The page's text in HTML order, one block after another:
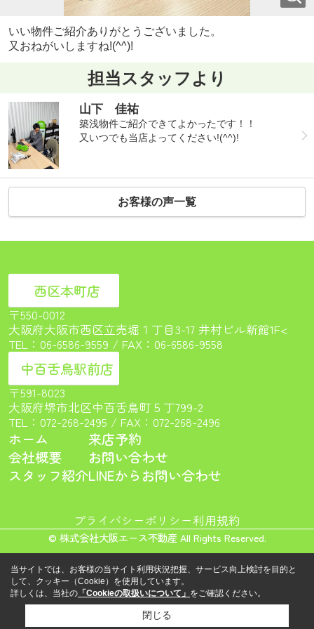
いい物件ご紹介ありがとうございました。
又おねがいしますね!(^^)!
担当スタッフより
山下 佳祐
築浅物件ご紹介できてよかったです！！
又いつでも当店よってください!(^^)!
お客様の声一覧
西区本町店
〒550-0012
大阪府大阪市西区立売堀１丁目3-17 井村ビル新館1F<
TEL： 06-6586-9559 / FAX：06-6586-9558
中百舌鳥駅前店
〒591-8023
大阪府堺市北区中百舌鳥町５丁799-2
TEL： 072-268-2495 / FAX：072-268-2496
ホーム
会社概要
スタッフ紹介
来店予約
お問い合わせ
LINEからお問い合わせ
プライバシーポリシー利用規約
© 株式会社大阪エース不動産 All Rights Reserved.
当サイトでは、お客様の当サイト利用状況把握、サービス向上検討を目的と
して、クッキー（Cookie）を使用しています。
詳しくは、当社の 「Cookieの取扱いについて」 をご確認ください。
閉じる